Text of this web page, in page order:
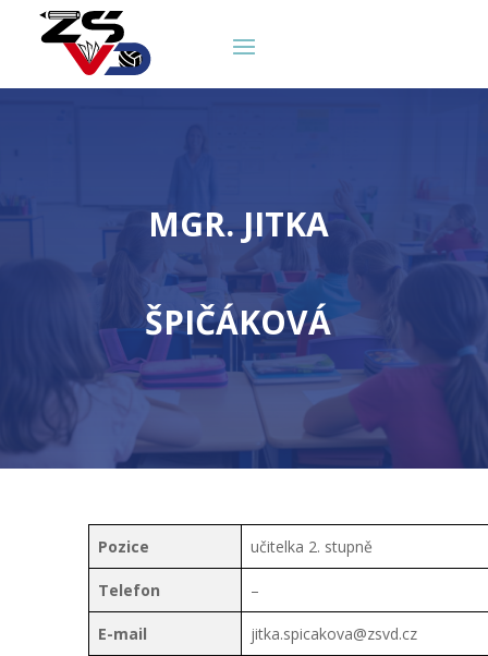
MGR. JITKA
ŠPIČÁKOVÁ
Pozice učitelka 2. stupně
Telefon –
E-mail jitka.spicakova@zsvd.cz